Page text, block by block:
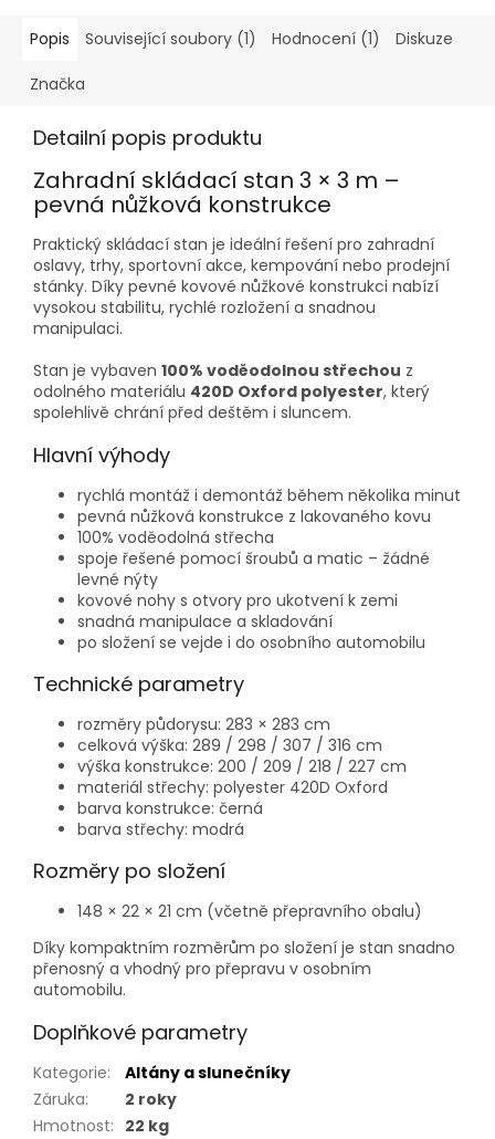
výměnu...
poskytuje...
Popis Související soubory (1) Hodnocení (1) Diskuze
Značka
Detailní popis produktu
Zahradní skládací stan 3 × 3 m –
pevná nůžková konstrukce
Praktický skládací stan je ideální řešení pro zahradní
oslavy, trhy, sportovní akce, kempování nebo prodejní
stánky. Díky pevné kovové nůžkové konstrukci nabízí
vysokou stabilitu, rychlé rozložení a snadnou
manipulaci.
Stan je vybaven 100% voděodolnou střechou z
odolného materiálu 420D Oxford polyester, který
spolehlivě chrání před deštěm i sluncem.
Hlavní výhody
rychlá montáž i demontáž během několika minut
pevná nůžková konstrukce z lakovaného kovu
100% voděodolná střecha
spoje řešené pomocí šroubů a matic – žádné
levné nýty
kovové nohy s otvory pro ukotvení k zemi
snadná manipulace a skladování
po složení se vejde i do osobního automobilu
Technické parametry
rozměry půdorysu: 283 × 283 cm
celková výška: 289 / 298 / 307 / 316 cm
výška konstrukce: 200 / 209 / 218 / 227 cm
materiál střechy: polyester 420D Oxford
barva konstrukce: černá
barva střechy: modrá
Rozměry po složení
148 × 22 × 21 cm (včetně přepravního obalu)
Díky kompaktním rozměrům po složení je stan snadno
přenosný a vhodný pro přepravu v osobním
automobilu.
Doplňkové parametry
Kategorie:
Altány a slunečníky
Záruka:
2 roky
Hmotnost: 22 kg